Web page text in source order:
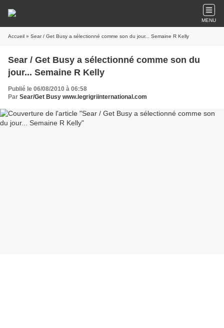
MENU
Accueil » Sear / Get Busy a sélectionné comme son du jour... Semaine R Kelly
Sear / Get Busy a sélectionné comme son du
jour... Semaine R Kelly
Publié le 06/08/2010 à 06:58
Par Sear/Get Busy www.legrigriinternational.com